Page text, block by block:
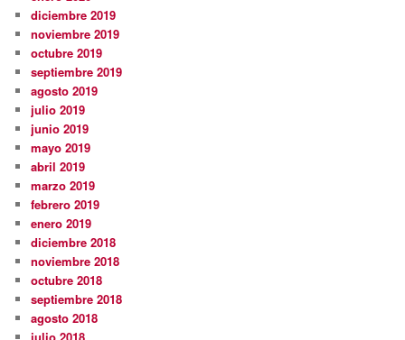
diciembre 2019
noviembre 2019
octubre 2019
septiembre 2019
agosto 2019
julio 2019
junio 2019
mayo 2019
abril 2019
marzo 2019
febrero 2019
enero 2019
diciembre 2018
noviembre 2018
octubre 2018
septiembre 2018
agosto 2018